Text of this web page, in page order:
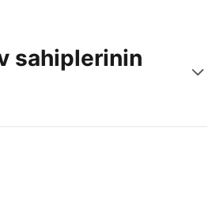
sahiplerinin
katıl